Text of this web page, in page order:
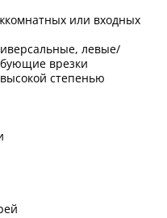
или входных
левые/
врезки
степенью